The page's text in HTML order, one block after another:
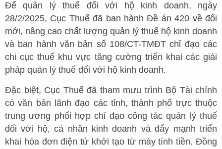
Để quản lý thuế đối với hộ kinh doanh, ngày
28/2/2025, Cục Thuế đã ban hành Đề án 420 về đổi
mới, nâng cao chất lượng quản lý thuế hộ kinh doanh
và ban hành văn bản số 108/CT-TMĐT chỉ đạo các
chi cục thuế khu vực tăng cường triển khai các giải
pháp quản lý thuế đối với hộ kinh doanh.
Đặc biệt, Cục Thuế đã tham mưu trình Bộ Tài chính
có văn bản lãnh đạo các tỉnh, thành phố trực thuộc
trung ương phối hợp chỉ đạo công tác quản lý thuế
đối với hộ, cá nhân kinh doanh và đẩy mạnh triển
khai hóa đơn điện tử khởi tạo từ máy tính tiền. Đồng